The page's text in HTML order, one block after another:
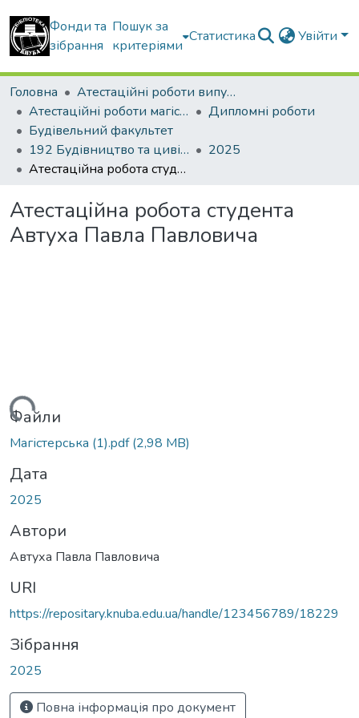
Фонди та
зібрання
Пошук за
критеріями
Статистика Увійти
Головна
Атестаційні роботи випускників
Атестаційні роботи магістрів
Дипломні роботи
Будівельний факультет
192 Будівництво та цивільна інженерія. Промислове і цивільне будівництво
2025
Атестаційна робота студента Автуха Павла Павловича
Атестаційна робота студента
Автуха Павла Павловича
Вантажиться...
Файли
Магістерська (1).pdf(2,98 MB)
Дата
2025
Автори
Автуха Павла Павловича
URI
https://repositary.knuba.edu.ua/handle/123456789/18229
Зібрання
2025
Повна інформація про документ